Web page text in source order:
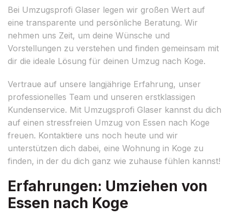
Bei Umzugsprofi Glaser legen wir großen Wert auf
eine transparente und persönliche Beratung. Wir
nehmen uns Zeit, um deine Wünsche und
Vorstellungen zu verstehen und finden gemeinsam mit
dir die ideale Lösung für deinen Umzug nach Koge.
Vertraue auf unsere langjährige Erfahrung, unser
professionelles Team und unseren erstklassigen
Kundenservice. Mit Umzugsprofi Glaser kannst du dich
auf einen stressfreien Umzug von Essen nach Koge
freuen. Kontaktiere uns noch heute und wir
unterstützen dich dabei, eine Wohnung in Koge zu
finden, in der du dich ganz wie zuhause fühlen kannst!
Erfahrungen: Umziehen von
Essen nach Koge